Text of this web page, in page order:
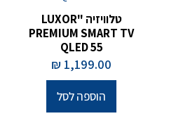
טלוויזיה "LUXOR
PREMIUM SMART TV
QLED 55
1,199.00
₪
הוספה לסל